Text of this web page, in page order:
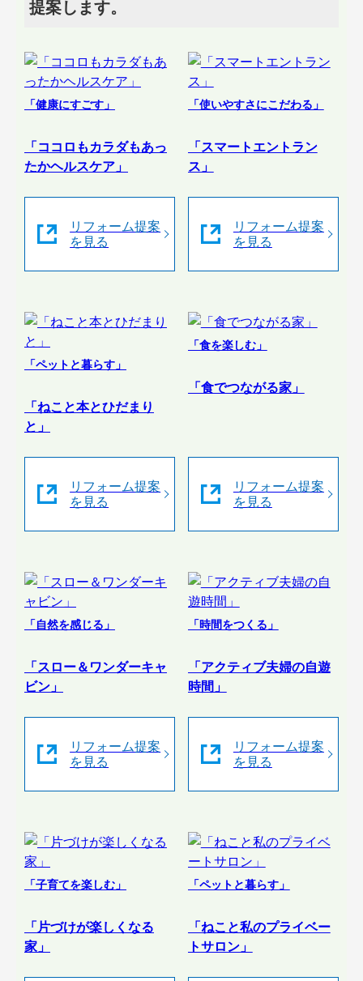
提案します。
「健康にすごす」
「ココロもカラダもあっ
たかヘルスケア」
リフォーム提案
を見る
「使いやすさにこだわる」
「スマートエントラン
ス」
リフォーム提案
を見る
「ペットと暮らす」
「ねこと本とひだまり
と」
リフォーム提案
を見る
「食を楽しむ」
「食でつながる家」
リフォーム提案
を見る
「自然を感じる」
「スロー＆ワンダーキャ
ビン」
リフォーム提案
を見る
「時間をつくる」
「アクティブ夫婦の自遊
時間」
リフォーム提案
を見る
「子育てを楽しむ」
「片づけが楽しくなる
家」
「ペットと暮らす」
「ねこと私のプライベー
トサロン」